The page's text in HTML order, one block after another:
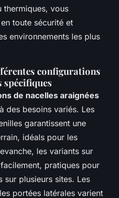
thermiques, vous
toute sécurité et
environnements les plus
configurations
spécifiques
de nacelles araignées
des besoins variés. Les
garantissent une
idéals pour les
les variants sur
pratiques pour
sur plusieurs sites. Les
portées latérales varient